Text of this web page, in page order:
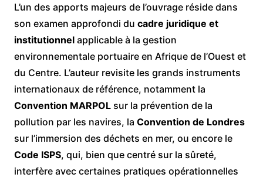
L’un des apports majeurs de l’ouvrage réside dans
son examen approfondi du cadre juridique et
institutionnelapplicable à la gestion
environnementale portuaire en Afrique de l’Ouest et
du Centre. L’auteur revisite les grands instruments
internationaux de référence, notamment la
Convention MARPOLsur la prévention de la
pollution par les navires, la Convention de Londres
sur l’immersion des déchets en mer, ou encore le
Code ISPS, qui, bien que centré sur la sûreté,
interfère avec certaines pratiques opérationnelles